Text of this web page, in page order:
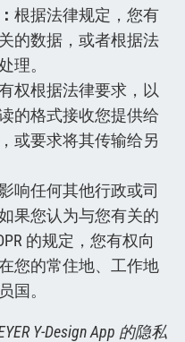
根据法律规定，您有
的数据，或者根据法
理。
权根据法律要求，以
的格式接收您提供给
或要求将其传输给另
响任何其他行政或司
果您认为与您有关的
的规定，您有权向
您的常住地、工作地
国。
Y-Design App 的隐私